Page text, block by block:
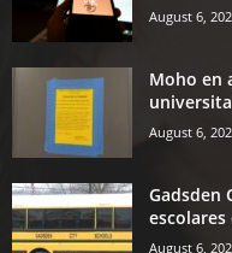
August 6,
Moho en
August 6,
Gadsden
August 6,